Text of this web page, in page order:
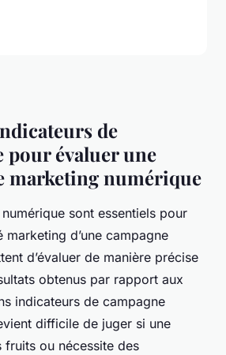
de
pour évaluer une
marketing numérique
sont essentiels pour
marketing d’une campagne
d’évaluer de manière précise
obtenus par rapport aux
indicateurs de campagne
difficile de juger si une
fruits ou nécessite des